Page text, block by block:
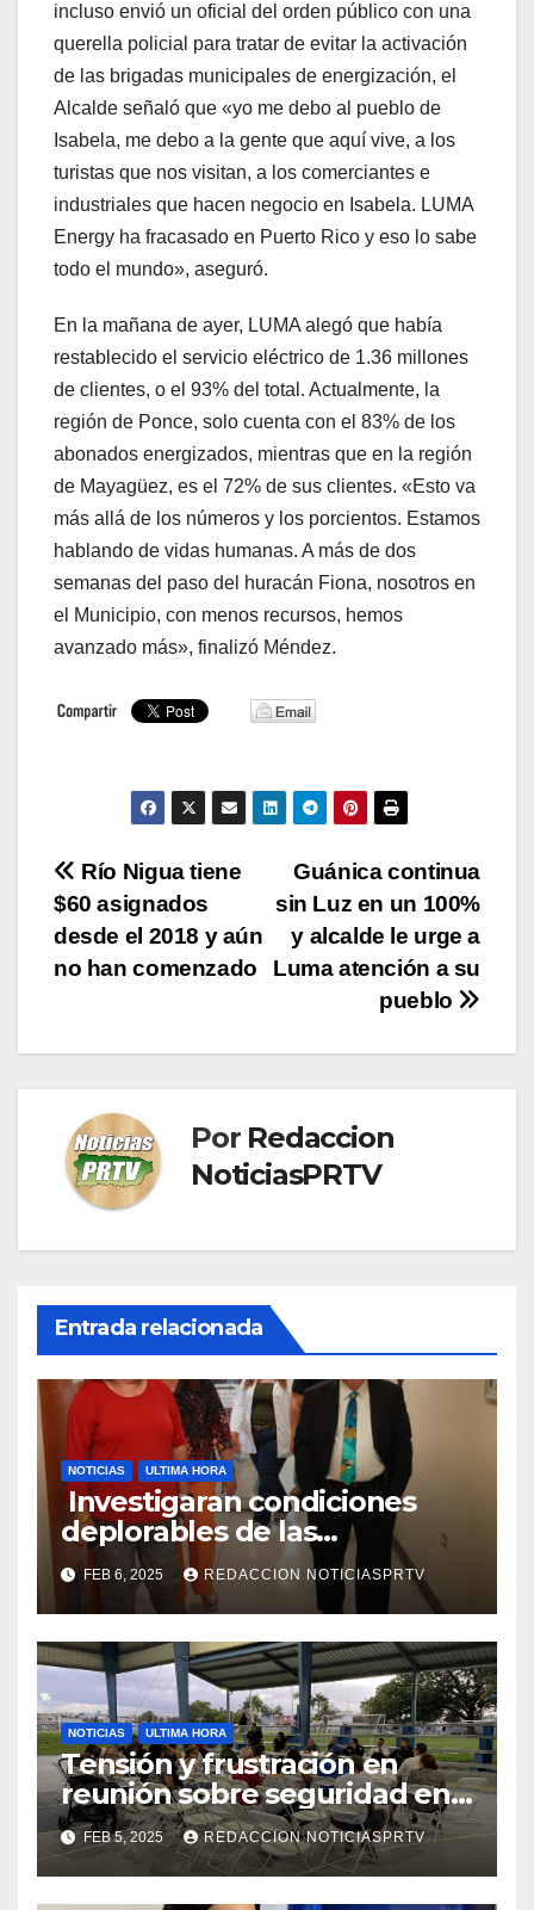
incluso envió un oficial del orden público con una
querella policial para tratar de evitar la activación
de las brigadas municipales de energización, el
Alcalde señaló que «yo me debo al pueblo de
Isabela, me debo a la gente que aquí vive, a los
turistas que nos visitan, a los comerciantes e
industriales que hacen negocio en Isabela. LUMA
Energy ha fracasado en Puerto Rico y eso lo sabe
todo el mundo», aseguró.
En la mañana de ayer, LUMA alegó que había
restablecido el servicio eléctrico de 1.36 millones
de clientes, o el 93% del total. Actualmente, la
región de Ponce, solo cuenta con el 83% de los
abonados energizados, mientras que en la región
de Mayagüez, es el 72% de sus clientes. «Esto va
más allá de los números y los porcientos. Estamos
hablando de vidas humanas. A más de dos
semanas del paso del huracán Fiona, nosotros en
el Municipio, con menos recursos, hemos
avanzado más», finalizó Méndez.
Navegación
de
entradas
Guánica continua
sin Luz en un 100%
y alcalde le urge a
Luma atención a su
pueblo
Río Nigua tiene
$60 asignados
desde el 2018 y aún
no han comenzado
Por Redaccion
NoticiasPRTV
Entrada relacionada
NOTICIAS ULTIMA HORA
Investigaran condiciones
deplorables de las
facilidades el Departamento
de la Salud en Mayagüez
FEB 6, 2025 REDACCION NOTICIASPRTV
NOTICIAS ULTIMA HORA
Tensión y frustración en
reunión sobre seguridad en
Reparto Metropolitano
FEB 5, 2025 REDACCION NOTICIASPRTV